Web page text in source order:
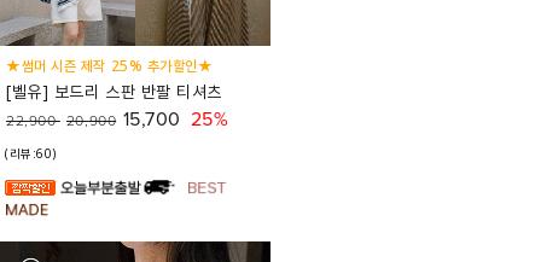
★썸머 시즌 제작 25% 추가할인★
[벨유] 보드리 스판 반팔 티셔츠
22,900 20,900 15,700 25%
(리뷰:60)